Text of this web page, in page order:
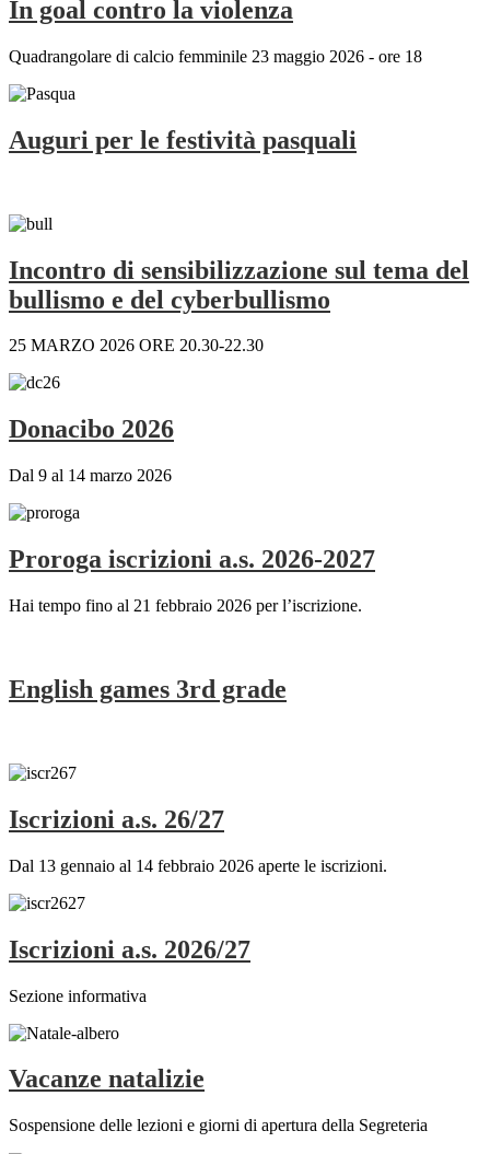
In goal contro la violenza
Quadrangolare di calcio femminile 23 maggio 2026 - ore 18
Auguri per le festività pasquali
Incontro di sensibilizzazione sul tema del
bullismo e del cyberbullismo
25 MARZO 2026 ORE 20.30-22.30
Donacibo 2026
Dal 9 al 14 marzo 2026
Proroga iscrizioni a.s. 2026-2027
Hai tempo fino al 21 febbraio 2026 per l’iscrizione.
English games 3rd grade
Iscrizioni a.s. 26/27
Dal 13 gennaio al 14 febbraio 2026 aperte le iscrizioni.
Iscrizioni a.s. 2026/27
Sezione informativa
Vacanze natalizie
Sospensione delle lezioni e giorni di apertura della Segreteria